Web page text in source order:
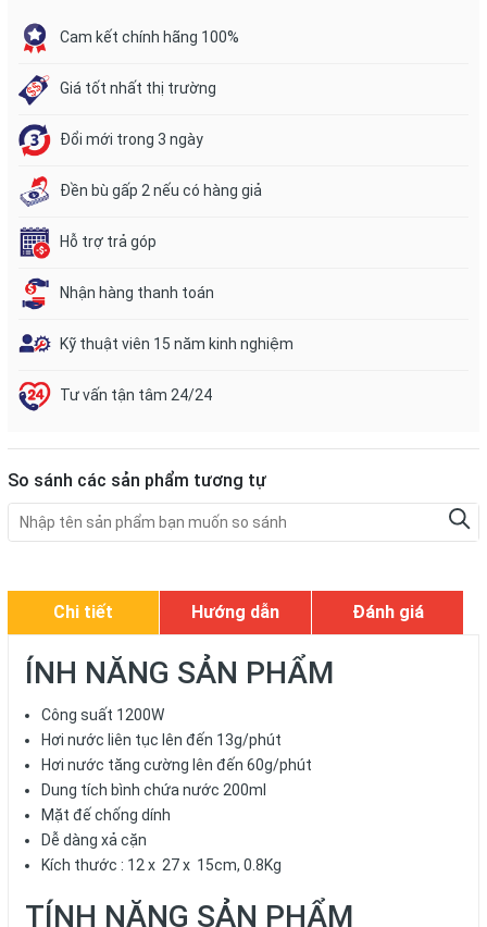
Cam kết chính hãng 100%
Giá tốt nhất thị trường
Đổi mới trong 3 ngày
Đền bù gấp 2 nếu có hàng giả
Hỗ trợ trả góp
Nhận hàng thanh toán
Kỹ thuật viên 15 năm kinh nghiệm
Tư vấn tận tâm 24/24
So sánh các sản phẩm tương tự
Chi tiết Hướng dẫn Đánh giá
ÍNH NĂNG SẢN PHẨM
Công suất 1200W
Hơi nước liên tục lên đến 13g/phút
Hơi nước tăng cường lên đến 60g/phút
Dung tích bình chứa nước 200ml
Mặt đế chống dính
Dễ dàng xả cặn
Kích thước : 12 x 27 x 15cm, 0.8Kg
TÍNH NĂNG SẢN PHẨM